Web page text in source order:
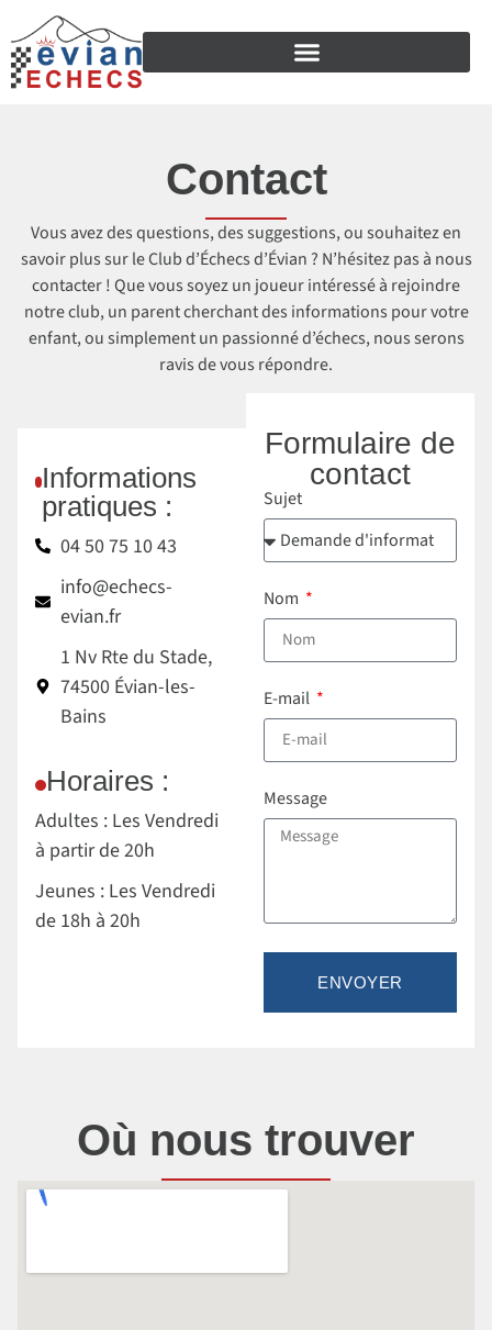
Contact
Vous avez des questions, des suggestions, ou souhaitez en
savoir plus sur le Club d’Échecs d’Évian ? N’hésitez pas à nous
contacter ! Que vous soyez un joueur intéressé à rejoindre
notre club, un parent cherchant des informations pour votre
enfant, ou simplement un passionné d’échecs, nous serons
ravis de vous répondre.
Informations
pratiques :
04 50 75 10 43
info@echecs-
evian.fr
1 Nv Rte du Stade,
74500 Évian-les-
Bains
Horaires :
Adultes : Les Vendredi
à partir de 20h
Jeunes : Les Vendredi
de 18h à 20h
Formulaire de
contact
Sujet
Nom
E-mail
Message
ENVOYER
Où nous trouver